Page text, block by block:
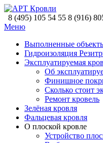
8 (495) 105 54 55 8 (916)
Меню
Выполненные
Гидроизоляция
Эксплуатируемая
Об
Финишное
Сколько стоит
Ремонт кровель
Зелёная кровля
Фальцевая кровля
О плоской кровле
Устройство